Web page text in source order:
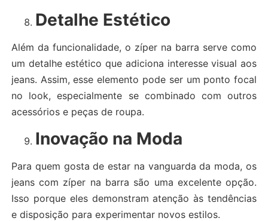
Detalhe Estético
Além da funcionalidade, o zíper na barra serve como
um detalhe estético que adiciona interesse visual aos
jeans. Assim, esse elemento pode ser um ponto focal
no look, especialmente se combinado com outros
acessórios e peças de roupa.
Inovação na Moda
Para quem gosta de estar na vanguarda da moda, os
jeans com zíper na barra são uma excelente opção.
Isso porque eles demonstram atenção às tendências
e disposição para experimentar novos estilos.